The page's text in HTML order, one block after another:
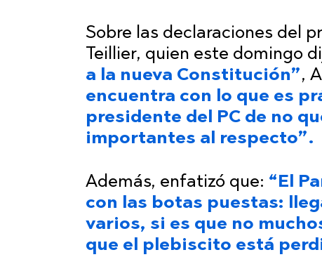
Sobre las declaraciones del
Teillier, quien este domingo
a la nueva Constitución”,
encuentra con lo que es
presidente del PC de no
importantes al respecto”.
Además, enfatizó que: “El
con las botas puestas:
varios, si es que no
que el plebiscito está